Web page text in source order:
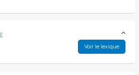
Voir le lexique